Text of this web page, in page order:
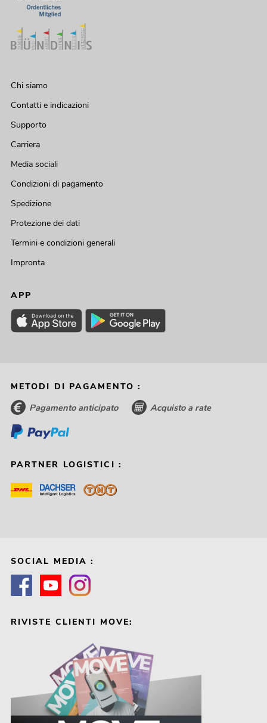
Chi siamo
Contatti e indicazioni
Supporto
Carriera
Media sociali
Condizioni di pagamento
Spedizione
Protezione dei dati
Termini e condizioni generali
Impronta
APP
METODI DI PAGAMENTO :
Pagamento anticipato Acquisto a rate
PARTNER LOGISTICI :
SOCIAL MEDIA :
RIVISTE CLIENTI MOVE: